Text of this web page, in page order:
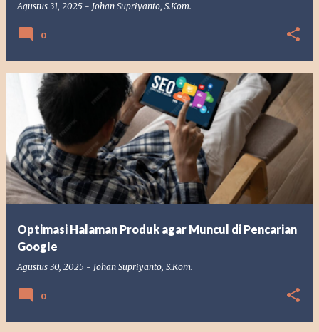
Agustus 31, 2025 - Johan Supriyanto, S.Kom.
0
Optimasi Halaman Produk agar Muncul di Pencarian
Google
Agustus 30, 2025 - Johan Supriyanto, S.Kom.
0